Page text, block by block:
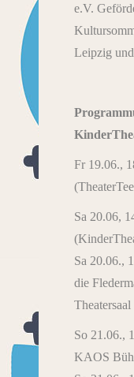
e.V.
Leipzig
Fr 19.06.,
Sa 20.06,
Sa 20.06.,
die
Theatersaal
So 21.06.,
KAOS